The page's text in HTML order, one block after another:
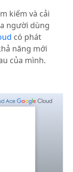
kiếm và cải
người dùng
có phát
năng mới
của mình.